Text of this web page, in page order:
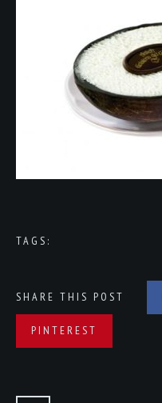
TAGS:
SHARE THIS POST
PINTEREST